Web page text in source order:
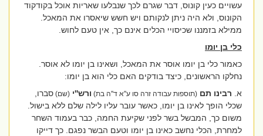
עשויים כעין קונוס, דבר שגרם לכך שנבלעו שאריות אוכל בקודקוד
הקונוס, ולא היה ניתן לנקותם ויש חשש שיאסרו את המאכל.
ממילא בזמננו שכיסויי הכלים אינם כך, אין טעם לחוש.
כלי בן יומו
כאמור כלי בן יומו אוסר את המאכל, ושאינו בן יומו לא אוסר.
נחלקו הראשונים, כיצד בודקים האם כלי הוא בן יומו:
א.רבינו תם (תוספות עבודה זרה סו ע''א ד''ה בת)ורש''י (שם)סברו,
שכלי הופך לאינו בן יומו, כאשר עובר עליו לילה שלם ללא בישול.
משום כך, המבשל בשר לפני שקיעת החמה, כבר בעמוד השחר
למחרת, הכלי נחשב כאינו בן יומו וטעם הבשר נפגם. כך דייקו